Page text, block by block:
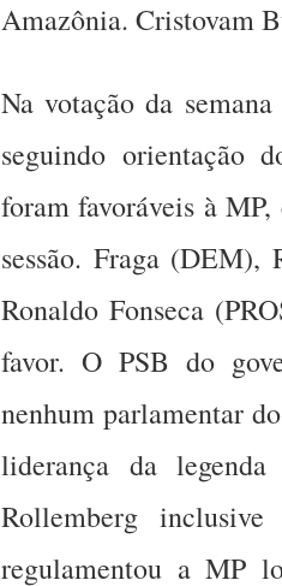
Amazônia. Cristovam
Na votação da
seguindo orientação
foram favoráveis à MP,
sessão. Fraga (DEM),
Ronaldo Fonseca
favor. O PSB do
nenhum parlamentar
liderança da
Rollemberg
regulamentou a MP